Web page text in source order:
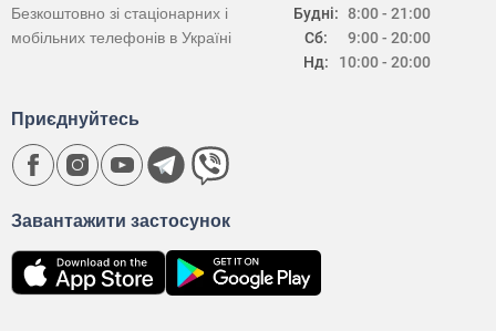
Будні:
Сб:
Нд:
8:00 - 21:00
9:00 - 20:00
10:00 - 20:00
Безкоштовно зі стаціонарних і
мобільних телефонів в Україні
Завантажити застосунок
Приєднуйтесь